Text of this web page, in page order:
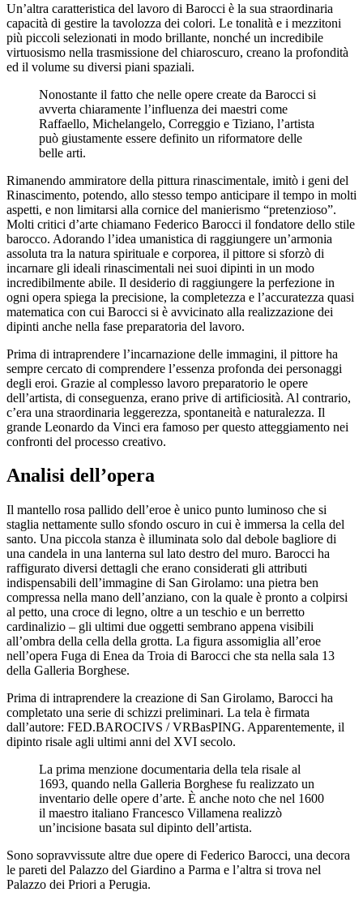
Un’altra caratteristica del lavoro di Barocci è la sua straordinaria
capacità di gestire la tavolozza dei colori. Le tonalità e i mezzitoni
più piccoli selezionati in modo brillante, nonché un incredibile
virtuosismo nella trasmissione del chiaroscuro, creano la profondità
ed il volume su diversi piani spaziali.
Nonostante il fatto che nelle opere create da Barocci si
avverta chiaramente l’influenza dei maestri come
Raffaello, Michelangelo, Correggio e Tiziano, l’artista
può giustamente essere definito un riformatore delle
belle arti.
Rimanendo ammiratore della pittura rinascimentale, imitò i geni del
Rinascimento, potendo, allo stesso tempo anticipare il tempo in molti
aspetti, e non limitarsi alla cornice del manierismo “pretenzioso”.
Molti critici d’arte chiamano Federico Barocci il fondatore dello stile
barocco. Adorando l’idea umanistica di raggiungere un’armonia
assoluta tra la natura spirituale e corporea, il pittore si sforzò di
incarnare gli ideali rinascimentali nei suoi dipinti in un modo
incredibilmente abile. Il desiderio di raggiungere la perfezione in
ogni opera spiega la precisione, la completezza e l’accuratezza quasi
matematica con cui Barocci si è avvicinato alla realizzazione dei
dipinti anche nella fase preparatoria del lavoro.
Prima di intraprendere l’incarnazione delle immagini, il pittore ha
sempre cercato di comprendere l’essenza profonda dei personaggi
degli eroi. Grazie al complesso lavoro preparatorio le opere
dell’artista, di conseguenza, erano prive di artificiosità. Al contrario,
c’era una straordinaria leggerezza, spontaneità e naturalezza. Il
grande Leonardo da Vinci era famoso per questo atteggiamento nei
confronti del processo creativo.
Analisi dell’opera
Il mantello rosa pallido dell’eroe è unico punto luminoso che si
staglia nettamente sullo sfondo oscuro in cui è immersa la cella del
santo. Una piccola stanza è illuminata solo dal debole bagliore di
una candela in una lanterna sul lato destro del muro. Barocci ha
raffigurato diversi dettagli che erano considerati gli attributi
indispensabili dell’immagine di San Girolamo: una pietra ben
compressa nella mano dell’anziano, con la quale è pronto a colpirsi
al petto, una croce di legno, oltre a un teschio e un berretto
cardinalizio – gli ultimi due oggetti sembrano appena visibili
all’ombra della cella della grotta. La figura assomiglia all’eroe
nell’opera Fuga di Enea da Troia di Barocci che sta nella sala 13
della Galleria Borghese.
Prima di intraprendere la creazione di San Girolamo, Barocci ha
completato una serie di schizzi preliminari. La tela è firmata
dall’autore: FED.BAROCIVS / VRBasPING. Apparentemente, il
dipinto risale agli ultimi anni del XVI secolo.
La prima menzione documentaria della tela risale al
1693, quando nella Galleria Borghese fu realizzato un
inventario delle opere d’arte. È anche noto che nel 1600
il maestro italiano Francesco Villamena realizzò
un’incisione basata sul dipinto dell’artista.
Sono sopravvissute altre due opere di Federico Barocci, una decora
le pareti del Palazzo del Giardino a Parma e l’altra si trova nel
Palazzo dei Priori a Perugia.